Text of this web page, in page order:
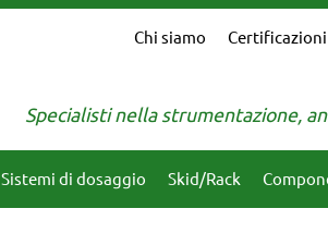
Chi siamo Certificazioni
Specialisti nella strumentazione,
Sistemi di dosaggio Skid/Rack